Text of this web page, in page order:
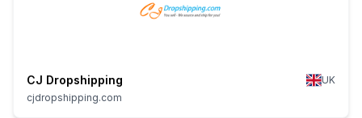
CJ Dropshipping
UK
cjdropshipping.com